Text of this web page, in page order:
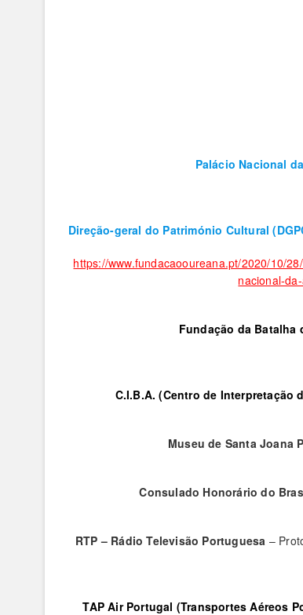
Palácio Nacional
Direção-geral do Património Cultural
https://www.fundacaooureana.pt/2020/10/
nacional-
Fundação da Batalha
C.I.B.A. (Centro de Interpretação
Museu de Santa Joana
Consulado Honorário do
RTP – Rádio Televisão Portuguesa –
TAP Air Portugal (Transportes Aéreos